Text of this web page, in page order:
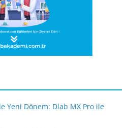
Yeni Dönem: Dlab MX Pro ile